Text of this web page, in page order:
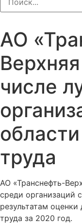
АО
числе
труда
АО «Транснефть-
среди организаций
результатам
труда за 2020 год.